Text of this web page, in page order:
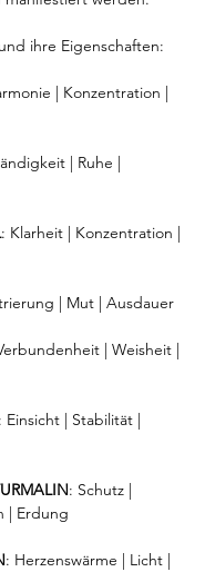
ihre Eigenschaften:
| Konzentration |
| Ruhe |
: Klarheit | Konzentration |
| Mut | Ausdauer
| Weisheit |
: Einsicht | Stabilität |
: Schutz |
| Erdung
: Herzenswärme | Licht |